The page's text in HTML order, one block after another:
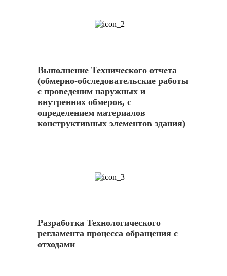
Выполнение Технического отчета
(обмерно-обследовательские работы
с проведеним наружных и
внутренних обмеров, с
определением материалов
конструктивных элементов здания)
Разработка Технологического
регламента процесса обращения с
отходами